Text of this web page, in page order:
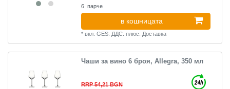
6 парче
в кошницата
*вкл. GES. ДДС. плюс. Доставка
Чаши за вино 6 броя, Allegra, 350 мл
RRP 54,21 BGN